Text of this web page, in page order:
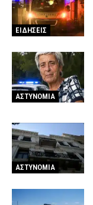
ΕΙΔΗΣΕΙΣ
ΑΣΤΥΝΟΜΙΑ
ΑΣΤΥΝΟΜΙΑ